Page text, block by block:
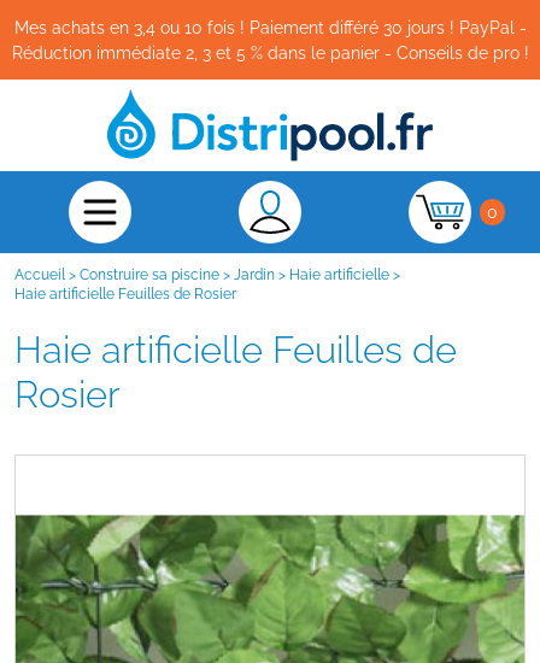
Mes achats en 3,4 ou 10 fois ! Paiement différé 30 jours ! PayPal -
Réduction immédiate 2, 3 et 5 % dans le panier - Conseils de pro !
0
Accueil > Construire sa piscine > Jardin > Haie artificielle >
Haie artificielle Feuilles de Rosier
Haie artificielle Feuilles de
Rosier